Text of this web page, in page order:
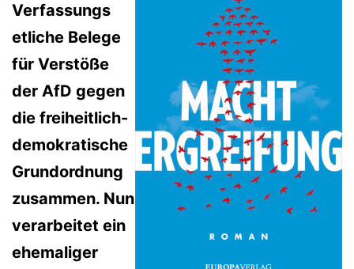
Verfassungs
etliche Belege
für Verstöße
der AfD gegen
die freiheitlich-
demokratische
Grundordnung
zusammen. Nun
verarbeitet ein
ehemaliger